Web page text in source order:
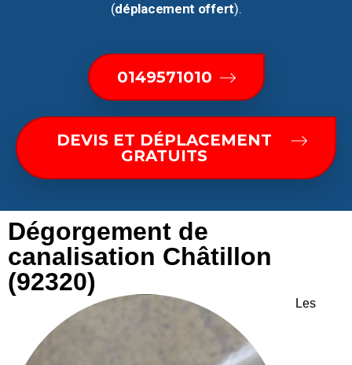
(déplacement offert).
0149571010
DEVIS ET DÉPLACEMENT
GRATUITS
Dégorgement de
canalisation Châtillon
(92320)
Les